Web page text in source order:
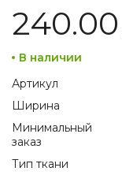
240.00
В наличии
Артикул
Ширина
Минимальный
заказ
Тип ткани